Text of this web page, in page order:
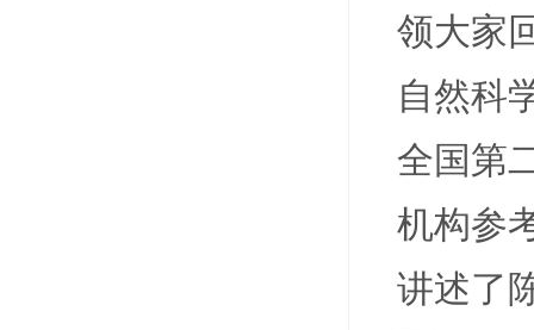
领大家
自然科
全国第
机构参
讲述了